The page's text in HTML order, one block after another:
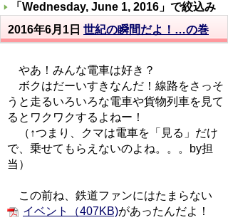
「 Wednesday, June 1, 2016 」で絞込み
2016年6月1日 世紀の瞬間だよ！…の巻
やあ！みんな電車は好き？
ボクはだーいすきなんだ！線路をさっそ
うと走るいろいろな電車や貨物列車を見て
るとワクワクするよねー！
（↑つまり、クマは電車を「見る」だけ
で、乗せてもらえないのよね。。。by担
当）
この前ね、鉄道ファンにはたまらない
イベント（407KB)があったんだよ！